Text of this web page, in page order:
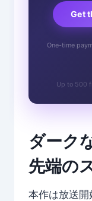
Get
One-time
Up to 500
ダーク
先端の
本作は放送